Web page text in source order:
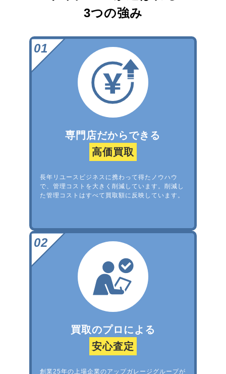
3つの強み
専門店だからできる
高価買取
長年リユースビジネスに携わって得たノウハウ
で、管理コストを大きく削減しています。削減し
た管理コストはすべて買取額に反映しています。
買取のプロによる
安心査定
創業25年の上場企業のアップガレージグループが